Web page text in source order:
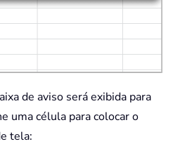
de aviso será exibida para
uma célula para colocar o
tela: